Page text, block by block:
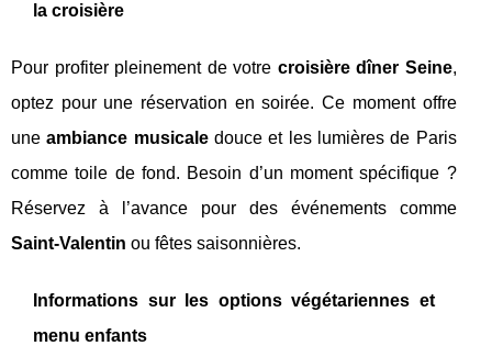
la croisière
Pour profiter pleinement de votre croisière dîner Seine,
optez pour une réservation en soirée. Ce moment offre
uneambiance musicaledouce et les lumières de Paris
comme toile de fond. Besoin d’un moment spécifique ?
Réservez à l’avance pour des événements comme
Saint-Valentin ou fêtes saisonnières.
Informations sur les options végétariennes et
menu enfants